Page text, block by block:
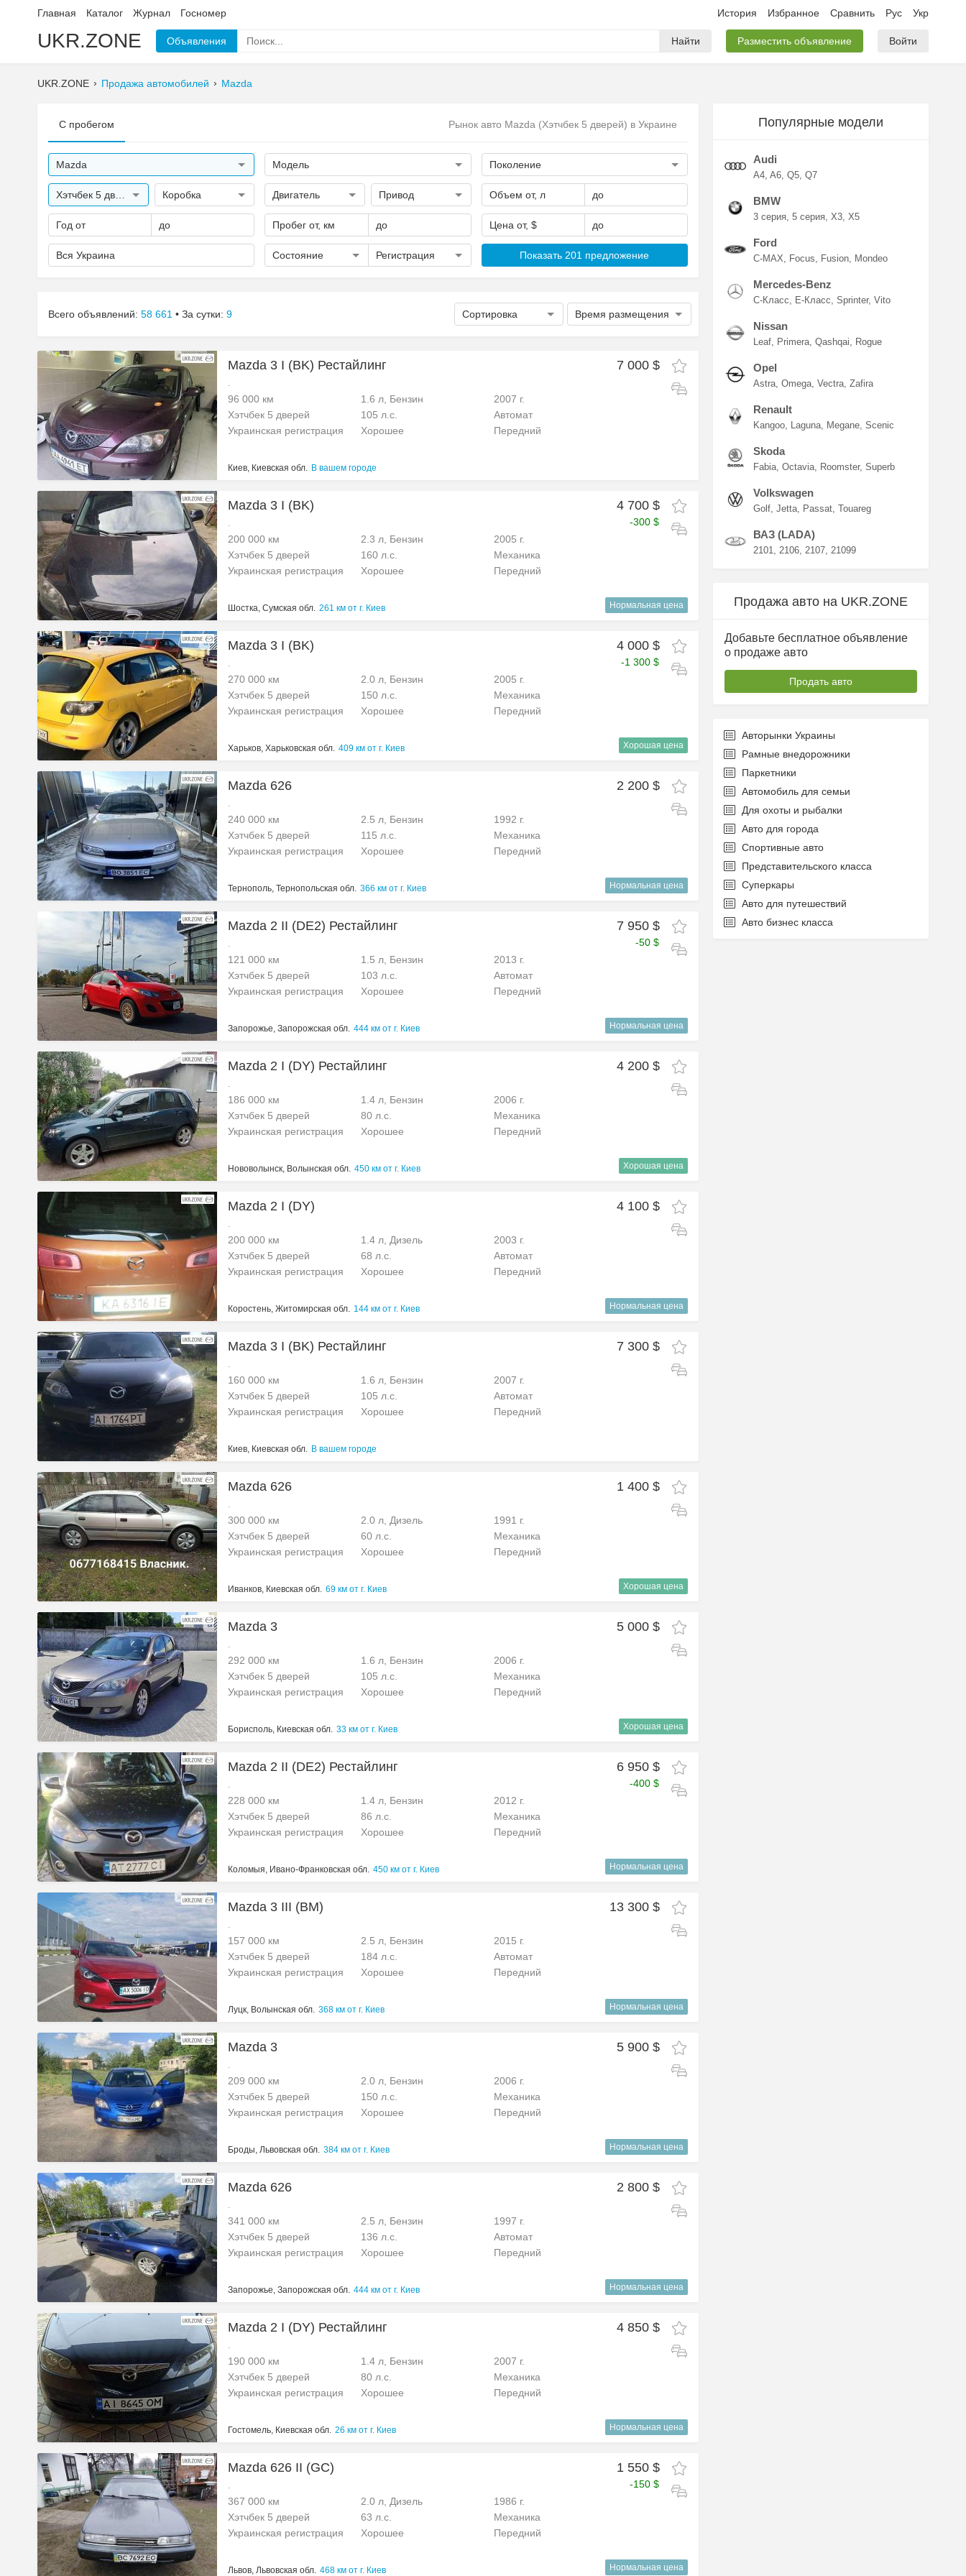
Главная Каталог Журнал Госномер История Избранное Сравнить Рус Укр
UKR.ZONE Объявления Найти Разместить объявление Войти
UKR.ZONE Продажа автомобилей Mazda
С пробегом Рынок авто Mazda (Хэтчбек 5 дверей) в Украине
Mazda Модель Поколение
Коробка Двигатель Привод Объем от, л до
Год от до Пробег от, км до Цена от, $ до
Вся Украина Состояние Регистрация Показать 201 предложение
Всего объявлений: 58 661 • За сутки: 9 Сортировка Время размещения
Mazda 3 I (BK) Рестайлинг 7 000 $
.
96 000 км 1.6 л, Бензин
2007 г.
Хэтчбек 5 дверей
105 л.с.
Автомат
Украинская регистрация
Хорошее Передний
Киев, Киевская обл. В вашем городе
Mazda 3 I (BK) 4 700 $
-300 $
.
200 000 км 2.3 л, Бензин
2005 г.
Хэтчбек 5 дверей
160 л.с.
Механика
Украинская регистрация
Хорошее Передний
Шостка, Сумская обл. 261 км от г. Киев Нормальная цена
Mazda 3 I (BK) 4 000 $
-1 300 $
.
270 000 км 2.0 л, Бензин
2005 г.
Хэтчбек 5 дверей
150 л.с.
Механика
Украинская регистрация
Хорошее Передний
Харьков, Харьковская обл. 409 км от г. Киев Хорошая цена
Mazda 626 2 200 $
.
240 000 км 2.5 л, Бензин
1992 г.
Хэтчбек 5 дверей
115 л.с.
Механика
Украинская регистрация
Хорошее Передний
Тернополь, Тернопольская обл. 366 км от г. Киев Нормальная цена
Mazda 2 II (DE2) Рестайлинг 7 950 $
-50 $
.
121 000 км 1.5 л, Бензин
2013 г.
Хэтчбек 5 дверей
103 л.с.
Автомат
Украинская регистрация
Хорошее Передний
Запорожье, Запорожская обл. 444 км от г. Киев Нормальная цена
Mazda 2 I (DY) Рестайлинг 4 200 $
.
186 000 км 1.4 л, Бензин
2006 г.
Хэтчбек 5 дверей
80 л.с.
Механика
Украинская регистрация
Хорошее Передний
Нововолынск, Волынская обл. 450 км от г. Киев Хорошая цена
Mazda 2 I (DY) 4 100 $
.
200 000 км 1.4 л, Дизель
2003 г.
Хэтчбек 5 дверей
68 л.с.
Автомат
Украинская регистрация
Хорошее Передний
Коростень, Житомирская обл. 144 км от г. Киев Нормальная цена
Mazda 3 I (BK) Рестайлинг 7 300 $
.
160 000 км 1.6 л, Бензин
2007 г.
Хэтчбек 5 дверей
105 л.с.
Автомат
Украинская регистрация
Хорошее Передний
Киев, Киевская обл. В вашем городе
Mazda 626 1 400 $
.
300 000 км 2.0 л, Дизель
1991 г.
Хэтчбек 5 дверей
60 л.с.
Механика
Украинская регистрация
Хорошее Передний
Иванков, Киевская обл. 69 км от г. Киев Хорошая цена
Mazda 3 5 000 $
.
292 000 км 1.6 л, Бензин
2006 г.
Хэтчбек 5 дверей
105 л.с.
Механика
Украинская регистрация
Хорошее Передний
Борисполь, Киевская обл. 33 км от г. Киев Хорошая цена
Mazda 2 II (DE2) Рестайлинг 6 950 $
-400 $
.
228 000 км 1.4 л, Бензин
2012 г.
Хэтчбек 5 дверей
86 л.с.
Механика
Украинская регистрация
Хорошее Передний
Коломыя, Ивано-Франковская обл. 450 км от г. Киев Нормальная цена
Mazda 3 III (BM) 13 300 $
.
157 000 км 2.5 л, Бензин
2015 г.
Хэтчбек 5 дверей
184 л.с.
Автомат
Украинская регистрация
Хорошее Передний
Луцк, Волынская обл. 368 км от г. Киев Нормальная цена
Mazda 3 5 900 $
.
209 000 км 2.0 л, Бензин
2006 г.
Хэтчбек 5 дверей
150 л.с.
Механика
Украинская регистрация
Хорошее Передний
Броды, Львовская обл. 384 км от г. Киев Нормальная цена
Mazda 626 2 800 $
.
341 000 км 2.5 л, Бензин
1997 г.
Хэтчбек 5 дверей
136 л.с.
Автомат
Украинская регистрация
Хорошее Передний
Запорожье, Запорожская обл. 444 км от г. Киев Нормальная цена
Mazda 2 I (DY) Рестайлинг 4 850 $
.
190 000 км 1.4 л, Бензин
2007 г.
Хэтчбек 5 дверей
80 л.с.
Механика
Украинская регистрация
Хорошее Передний
Гостомель, Киевская обл. 26 км от г. Киев Нормальная цена
Mazda 626 II (GC) 1 550 $
-150 $
.
367 000 км 2.0 л, Дизель
1986 г.
Хэтчбек 5 дверей
63 л.с.
Механика
Украинская регистрация
Хорошее Передний
Львов, Львовская обл. 468 км от г. Киев Нормальная цена
Популярные модели
Audi
A4 A6 Q5 Q7
BMW
3 серия 5 серия X3 X5
Ford
C-MAX Focus Fusion Mondeo
Mercedes-Benz
C-Класс E-Класс Sprinter Vito
Nissan
Leaf Primera Qashqai Rogue
Opel
Astra Omega Vectra Zafira
Renault
Kangoo Laguna Megane Scenic
Skoda
Fabia Octavia Roomster Superb
Volkswagen
Golf Jetta Passat Touareg
ВАЗ (LADA)
2101 2106 2107 21099
Продажа авто на UKR.ZONE
Добавьте бесплатное объявление
о продаже авто
Продать авто
Авторынки Украины
Рамные внедорожники
Паркетники
Автомобиль для семьи
Для охоты и рыбалки
Авто для города
Спортивные авто
Представительского класса
Суперкары
Авто для путешествий
Авто бизнес класса